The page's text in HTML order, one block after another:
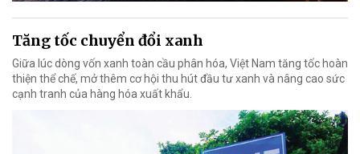
Tăng tốc chuyển đổi xanh
Giữa lúc dòng vốn xanh toàn cầu phân hóa, Việt Nam tăng tốc hoàn
thiện thể chế, mở thêm cơ hội thu hút đầu tư xanh và nâng cao sức
cạnh tranh của hàng hóa xuất khẩu.